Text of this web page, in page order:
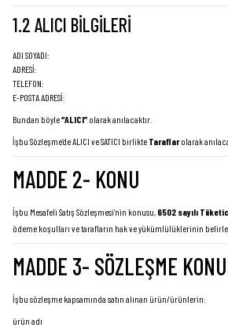
1.2 ALICI BİLGİLERİ
ADI SOYADI:
ADRESİ:
TELEFON:
E-POSTA ADRESİ:
Bundan böyle“ALICI” olarak anılacaktır.
İşbu Sözleşme’de ALICI ve SATICI birlikte Taraflarolarak
MADDE 2- KONU
İşbu Mesafeli Satış Sözleşmesi’nin konusu, 6502 sayılı
ödeme koşulları ve tarafların hak ve yükümlülüklerinin
MADDE 3- SÖZLEŞME
İşbu sözleşme kapsamında satın alınan ürün/ürünlerin:
ürün adı